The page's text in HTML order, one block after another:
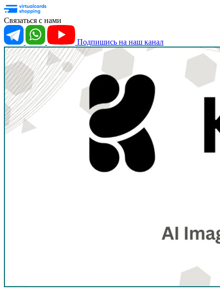
Связаться с нами
Подпишись на наш канал